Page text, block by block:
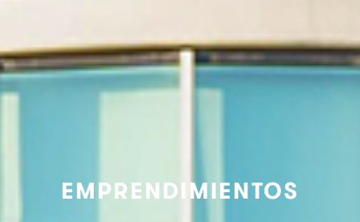
EMPRENDIMIENTOS